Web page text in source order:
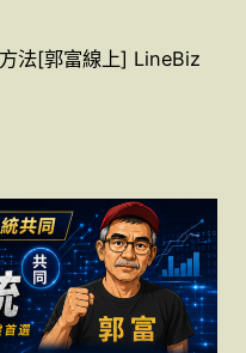
法[郭富線上] LineBiz